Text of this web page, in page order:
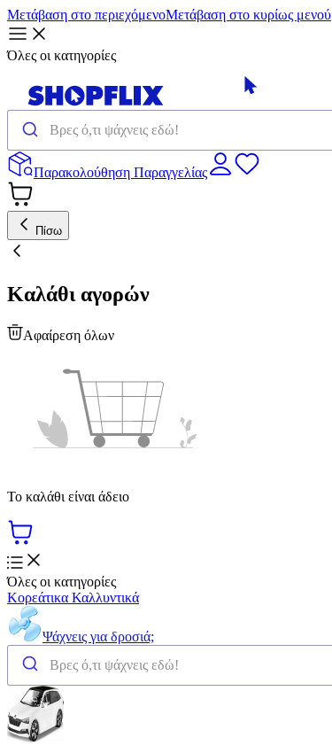
Μετάβαση στο περιεχόμενοΜετάβαση στο κυρίως μενού
Όλες οι κατηγορίες
Παρακολούθηση Παραγγελίας
Πίσω
Καλάθι αγορών
Αφαίρεση όλων
Το καλάθι είναι άδειο
Όλες οι κατηγορίες
Κορεάτικα Καλλυντικά
Ψάχνεις για δροσιά;